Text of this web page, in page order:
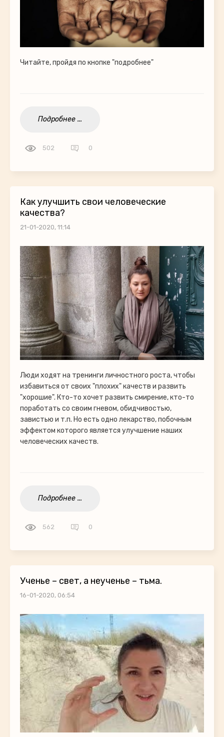
Читайте, пройдя по кнопке "подробнее"
Подробнее ...
502 0
Как улучшить свои человеческие
качества?
21-01-2020, 11:14
Люди ходят на тренинги личностного роста, чтобы
избавиться от своих "плохих" качеств и развить
"хорошие". Кто-то хочет развить смирение, кто-то
поработать со своим гневом, обидчивостью,
завистью и т.п. Но есть одно лекарство, побочным
эффектом которого является улучшение наших
человеческих качеств.
Подробнее ...
562 0
Ученье – свет, а неученье – тьма.
16-01-2020, 06:54